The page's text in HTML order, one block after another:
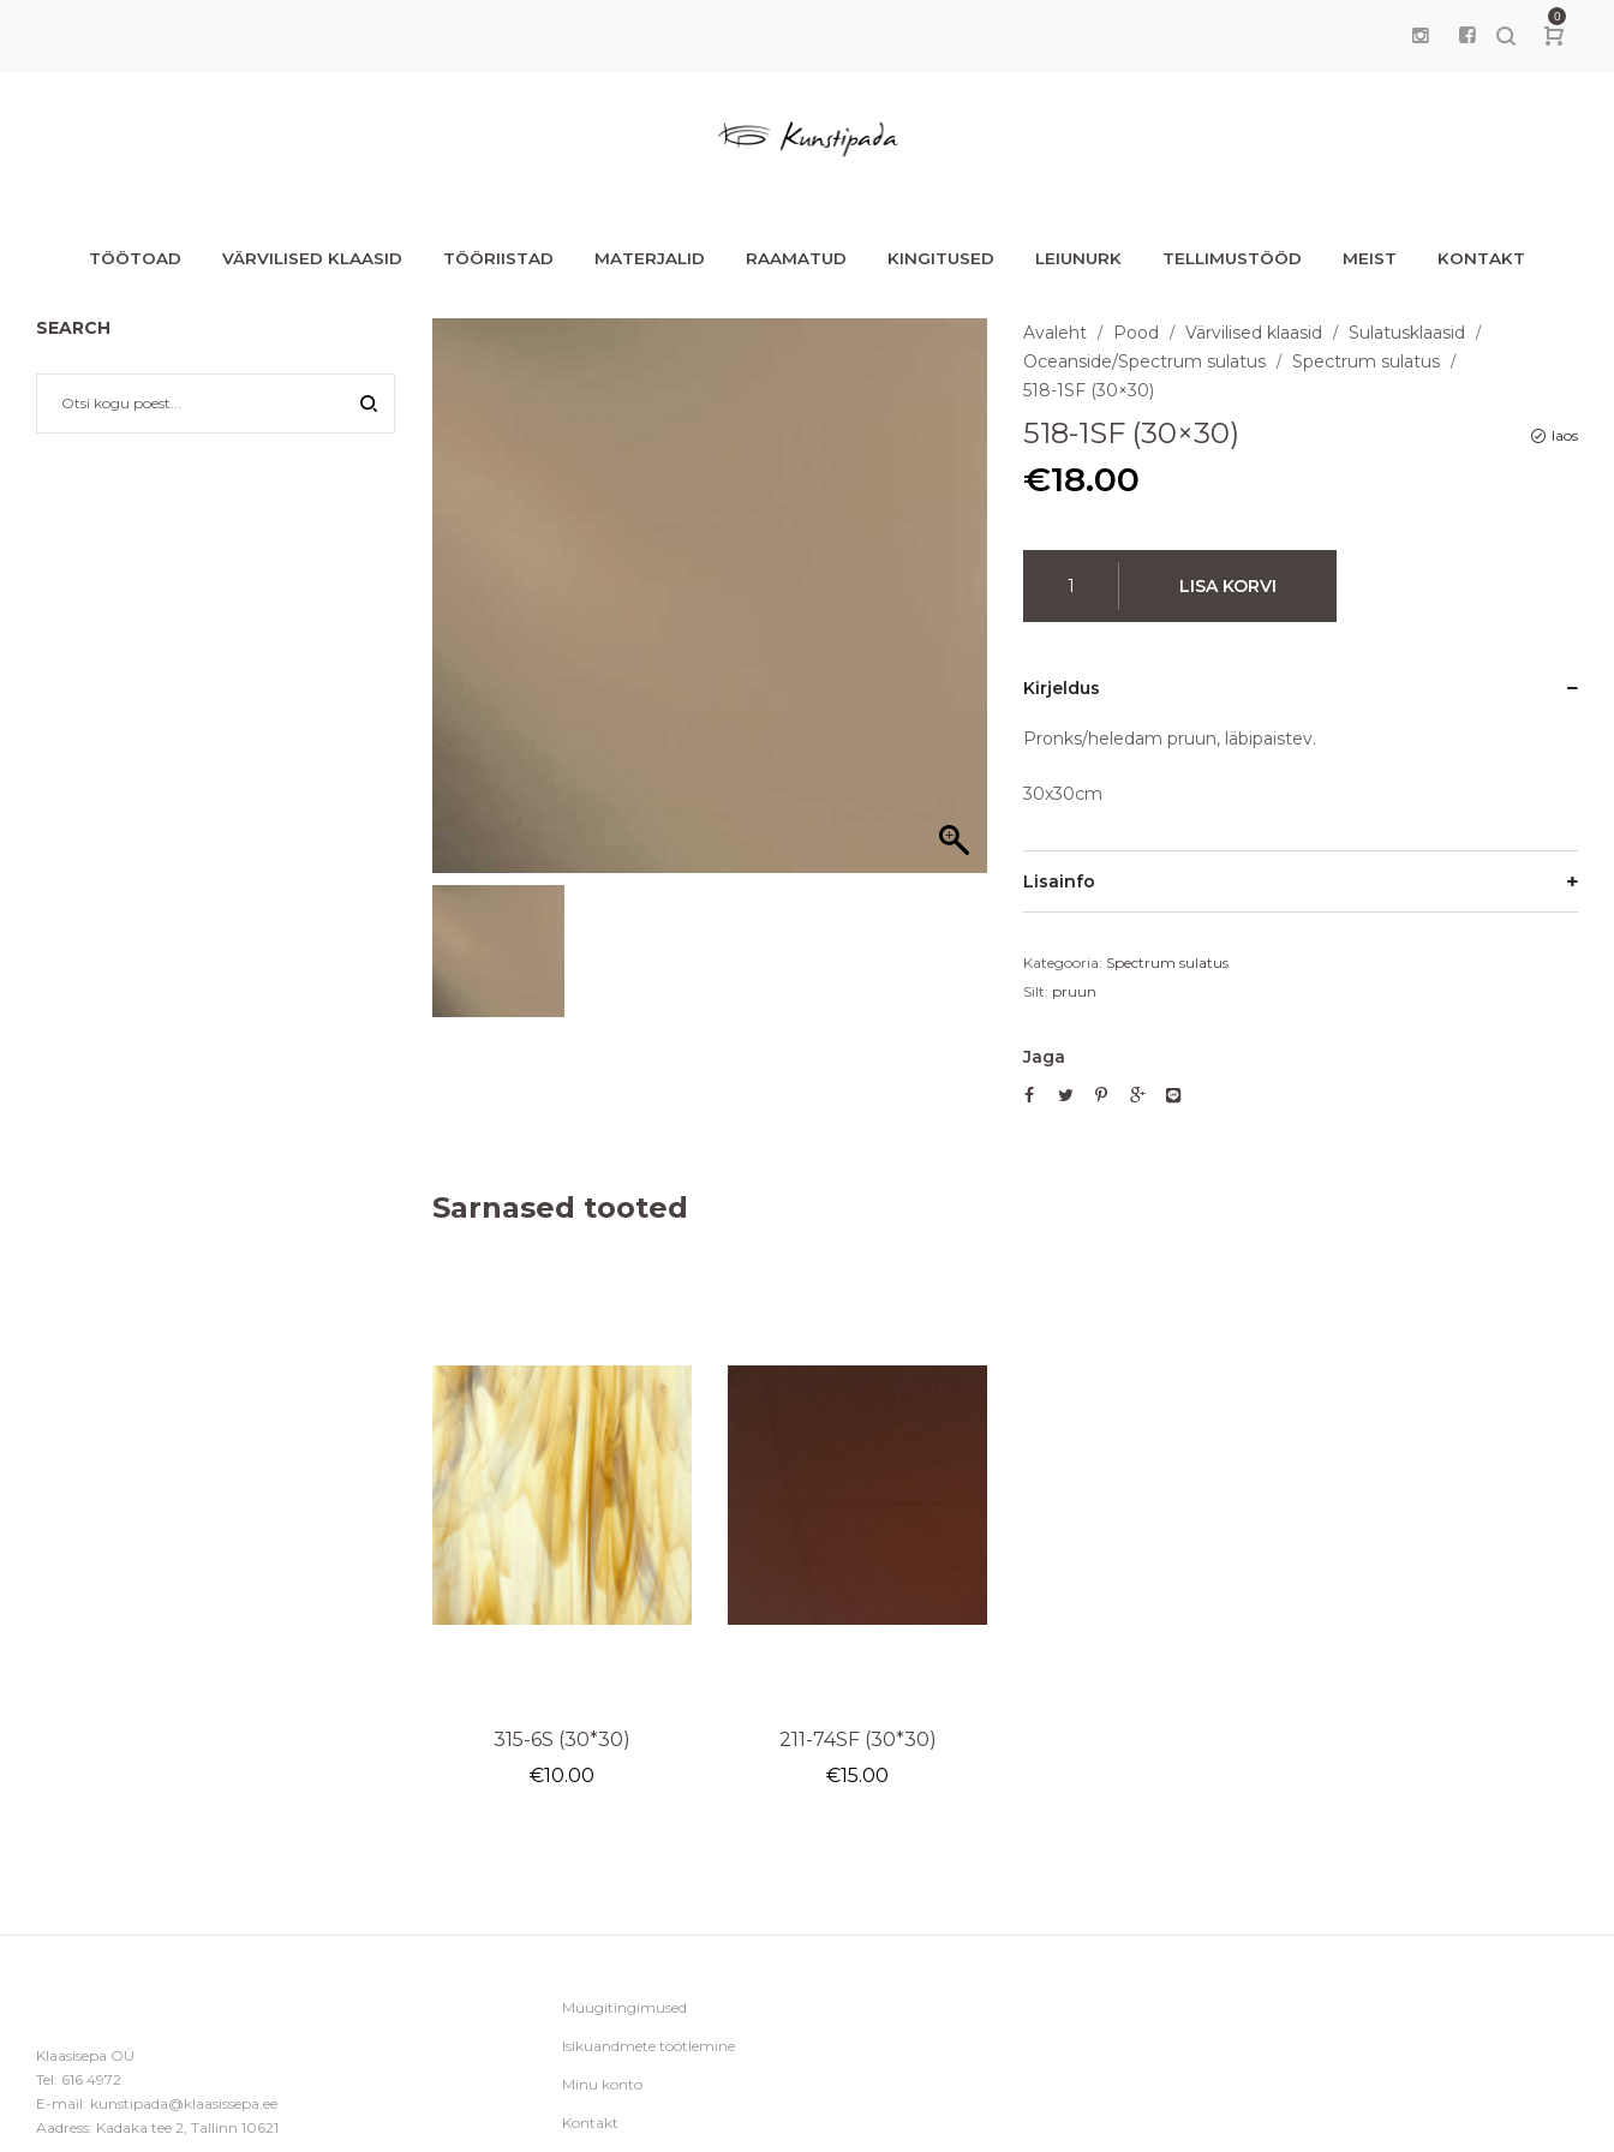
0
TÖÖTOAD VÄRVILISED KLAASID TÖÖRIISTAD MATERJALID RAAMATUD KINGITUSED LEIUNURK TELLIMUSTÖÖD MEIST KONTAKT
Avaleht / Pood / Värvilised klaasid / Sulatusklaasid /
Oceanside/Spectrum sulatus / Spectrum sulatus /
518-1SF (30×30)
518-1SF (30×30) laos
€18.00
LISA KORVI
Kirjeldus
Pronks/heledam pruun, läbipaistev.
30x30cm
Lisainfo
Kategooria: Spectrum sulatus
Silt: pruun
Jaga
Sarnased tooted
315-6S (30*30)
€10.00
211-74SF (30*30)
€15.00
SEARCH
Klaasisepa OÜ
Tel: 616 4972
E-mail: kunstipada@klaasissepa.ee
Aadress: Kadaka tee 2, Tallinn 10621
Müügitingimused
Isikuandmete töötlemine
Minu konto
Kontakt